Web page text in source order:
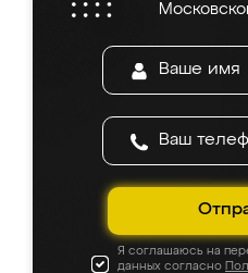
Я соглашаюсь на
данных согласно